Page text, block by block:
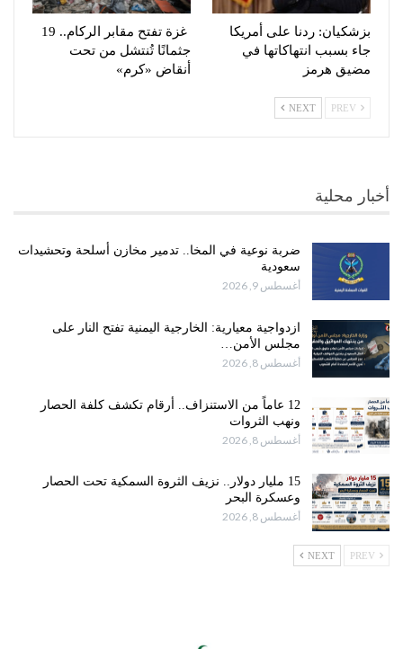
بزشكيان: ردنا على أمريكا
جاء بسبب انتهاكاتها في
مضيق هرمز
غزة تفتح مقابر الركام.. 19
جثمانًا تُنتشل من تحت
أنقاض «كرم»
NEXT
أخبار محلية
ضربة نوعية في المخا.. تدمير مخازن أسلحة وتحشيدات
سعودية
أغسطس 9, 2026
ازدواجية معيارية: الخارجية اليمنية تفتح النار على
مجلس الأمن…
أغسطس 8, 2026
12 عاماً من الاستنزاف.. أرقام تكشف كلفة الحصار
ونهب الثروات
أغسطس 8, 2026
15 مليار دولار.. نزيف الثروة السمكية تحت الحصار
وعسكرة البحر
أغسطس 8, 2026
NEXT